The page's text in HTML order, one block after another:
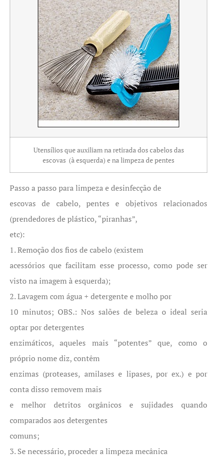
Utensílios que auxiliam na retirada dos cabelos das
escovas (à esquerda) e na limpeza de pentes
Passo a passo para limpeza e desinfecção de
escovas de cabelo, pentes e objetivos relacionados
(prendedores de plástico, “piranhas”,
etc):
1. Remoção dos fios de cabelo (existem
acessórios que facilitam esse processo, como pode ser
visto na imagem à esquerda);
2. Lavagem com água + detergente e molho por
10 minutos; OBS.: Nos salões de beleza o ideal seria
optar por detergentes
enzimáticos, aqueles mais “potentes” que, como o
próprio nome diz, contêm
enzimas (proteases, amilases e lipases, por ex.) e por
conta disso removem mais
e melhor detritos orgânicos e sujidades quando
comparados aos detergentes
comuns;
3. Se necessário, proceder a limpeza mecânica